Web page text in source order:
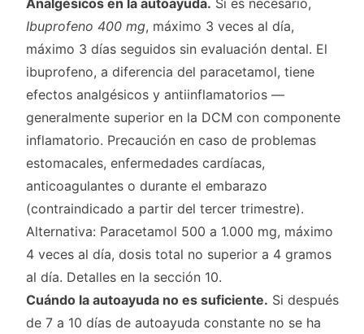
Analgésicos en la autoayuda. Si es necesario,
Ibuprofeno 400 mg, máximo 3 veces al día,
máximo 3 días seguidos sin evaluación dental. El
ibuprofeno, a diferencia del paracetamol, tiene
efectos analgésicos y antiinflamatorios —
generalmente superior en la DCM con componente
inflamatorio. Precaución en caso de problemas
estomacales, enfermedades cardíacas,
anticoagulantes o durante el embarazo
(contraindicado a partir del tercer trimestre).
Alternativa: Paracetamol 500 a 1.000 mg, máximo
4 veces al día, dosis total no superior a 4 gramos
al día. Detalles en la sección 10.
Cuándo la autoayuda no es suficiente. Si después
de 7 a 10 días de autoayuda constante no se ha